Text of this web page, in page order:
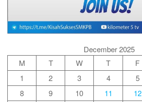
December 2025
M
T W T F
1
2 3 4 5
8
9 10 11 12